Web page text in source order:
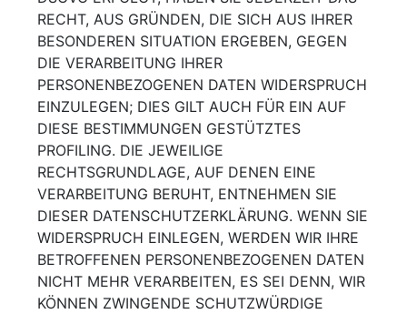
RECHT, AUS GRÜNDEN, DIE SICH AUS IHRER
BESONDEREN SITUATION ERGEBEN, GEGEN
DIE VERARBEITUNG IHRER
PERSONENBEZOGENEN DATEN WIDERSPRUCH
EINZULEGEN; DIES GILT AUCH FÜR EIN AUF
DIESE BESTIMMUNGEN GESTÜTZTES
PROFILING. DIE JEWEILIGE
RECHTSGRUNDLAGE, AUF DENEN EINE
VERARBEITUNG BERUHT, ENTNEHMEN SIE
DIESER DATENSCHUTZERKLÄRUNG. WENN SIE
WIDERSPRUCH EINLEGEN, WERDEN WIR IHRE
BETROFFENEN PERSONENBEZOGENEN DATEN
NICHT MEHR VERARBEITEN, ES SEI DENN, WIR
KÖNNEN ZWINGENDE SCHUTZWÜRDIGE